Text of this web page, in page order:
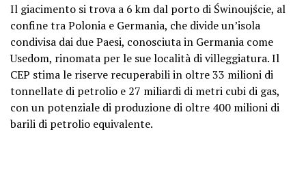
Il giacimento si trova a 6 km dal porto di Świnoujście, al
confine tra Polonia e Germania, che divide un’isola
condivisa dai due Paesi, conosciuta in Germania come
Usedom, rinomata per le sue località di villeggiatura. Il
CEP stima le riserve recuperabili in oltre 33 milioni di
tonnellate di petrolio e 27 miliardi di metri cubi di gas,
con un potenziale di produzione di oltre 400 milioni di
barili di petrolio equivalente.